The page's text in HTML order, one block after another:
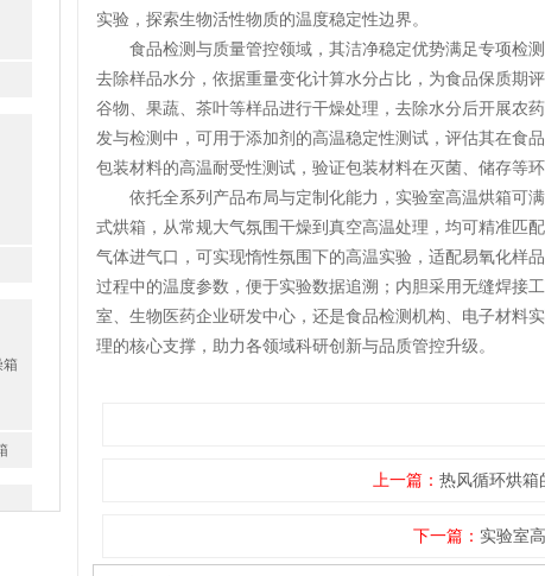
实验，探索生物活性物质的温度稳定性边界。
食品检测与质量管控领域，其洁净稳定优势满足专项检测
去除样品水分，依据重量变化计算水分占比，为食品保质期
谷物、果蔬、茶叶等样品进行干燥处理，去除水分后开展农
发与检测中，可用于添加剂的高温稳定性测试，评估其在食
包装材料的高温耐受性测试，验证包装材料在灭菌、储存等环
依托全系列产品布局与定制化能力，实验室高温烘箱可满
式烘箱，从常规大气氛围干燥到真空高温处理，均可精准匹
气体进气口，可实现惰性氛围下的高温实验，适配易氧化样
过程中的温度参数，便于实验数据追溯；内胆采用无缝焊接
室、生物医药企业研发中心，还是食品检测机构、电子材料
理的核心支撑，助力各领域科研创新与品质管控升级。
上一篇： 热风循环烘箱
下一篇： 实验室